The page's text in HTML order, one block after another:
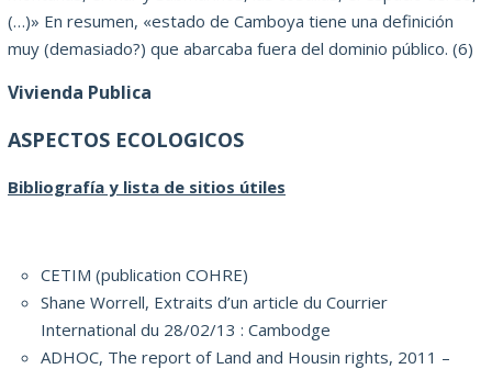
(…)» En resumen, «estado de Camboya tiene una definición
muy (demasiado?) que abarcaba fuera del dominio público. (6)
Vivienda Publica
ASPECTOS ECOLOGICOS
Bibliografía y lista de sitios útiles
CETIM (publication COHRE)
Shane Worrell, Extraits d’un article du Courrier
International du 28/02/13 : Cambodge
ADHOC, The report of Land and Housin rights, 2011 –